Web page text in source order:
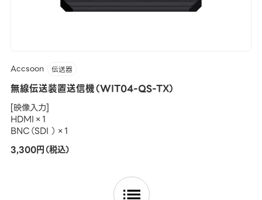
Accsoon 伝送器
無線伝送装置送信機（WIT04-QS-TX）
[映像入力]
HDMI×1
BNC（SDI ）×1
3,300円（税込）